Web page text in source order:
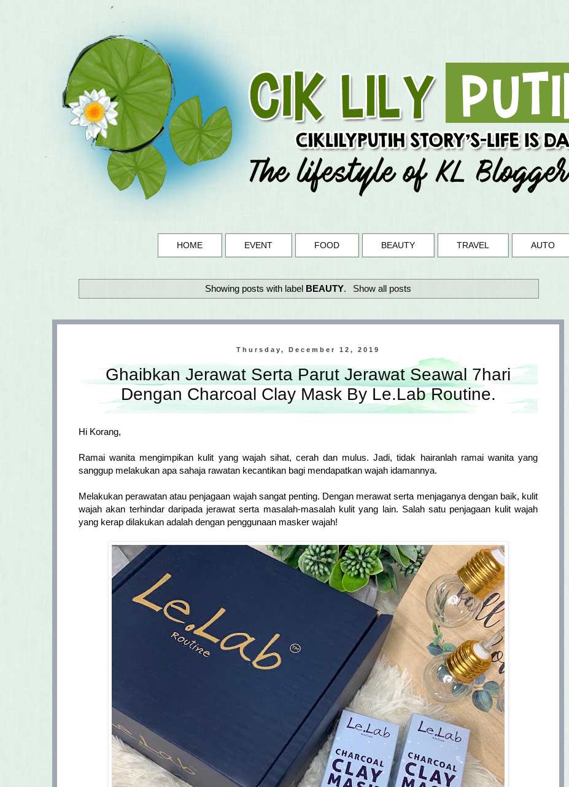
HOME EVENT FOOD BEAUTY TRAVEL AUTO
Showing posts with label BEAUTY. Show all posts
Thursday, December 12, 2019
Ghaibkan Jerawat Serta Parut Jerawat Seawal 7hari
Dengan Charcoal Clay Mask By Le.Lab Routine.
Hi Korang,
Ramai wanita mengimpikan kulit yang wajah sihat, cerah dan mulus. Jadi, tidak hairanlah ramai wanita yang
sanggup melakukan apa sahaja rawatan kecantikan bagi mendapatkan wajah idamannya.
Melakukan perawatan atau penjagaan wajah sangat penting. Dengan merawat serta menjaganya dengan baik, kulit
wajah akan terhindar daripada jerawat serta masalah-masalah kulit yang lain. Salah satu penjagaan kulit wajah
yang kerap dilakukan adalah dengan penggunaan masker wajah!